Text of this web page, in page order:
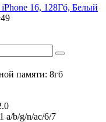
16, 128Гб, Белый
памяти: 8гб
a/b/g/n/ac/6/7